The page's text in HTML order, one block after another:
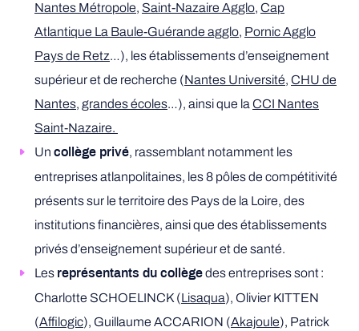
Nantes Métropole, Saint-Nazaire Agglo, Cap
Atlantique La Baule-Guérande agglo, Pornic Agglo
Pays de Retz…), les établissements d’enseignement
supérieur et de recherche (Nantes Université, CHU de
Nantes, grandes écoles…), ainsi que la CCI Nantes
Saint-Nazaire.
Un collège privé, rassemblant notamment les
entreprises atlanpolitaines, les 8 pôles de compétitivité
présents sur le territoire des Pays de la Loire, des
institutions financières, ainsi que des établissements
privés d’enseignement supérieur et de santé.
Les représentants du collège des entreprises sont :
Charlotte SCHOELINCK (Lisaqua), Olivier KITTEN
(Affilogic), Guillaume ACCARION (Akajoule), Patrick